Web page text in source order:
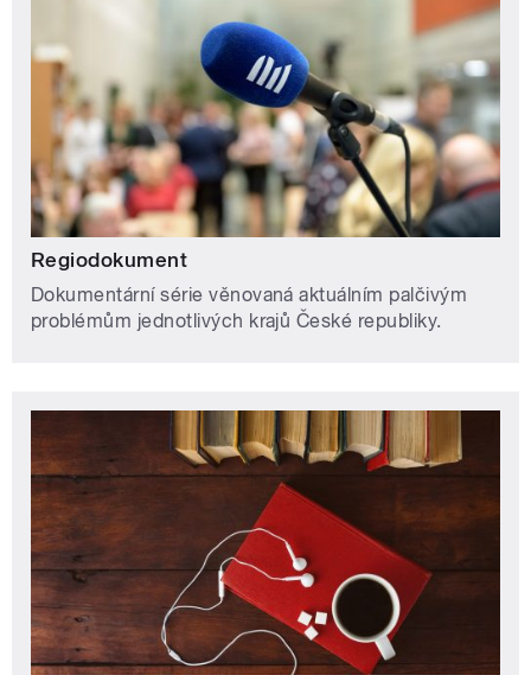
Regiodokument
Dokumentární série věnovaná aktuálním palčivým
problémům jednotlivých krajů České republiky.